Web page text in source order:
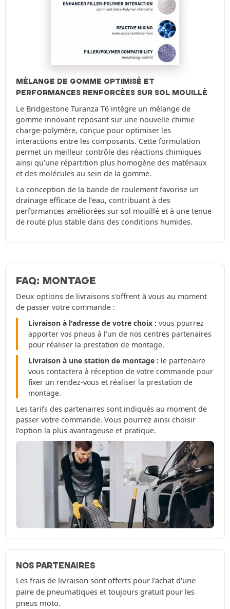
MÉLANGE DE GOMME OPTIMISÉ ET
PERFORMANCES RENFORCÉES SUR SOL MOUILLÉ
Le Bridgestone Turanza T6 intègre un mélange de
gomme innovant reposant sur une nouvelle chimie
charge-polymère, conçue pour optimiser les
interactions entre les composants. Cette formulation
permet un meilleur contrôle des réactions chimiques
ainsi qu’une répartition plus homogène des matériaux
et des molécules au sein de la gomme.
La conception de la bande de roulement favorise un
drainage efficace de l’eau, contribuant à des
performances améliorées sur sol mouillé et à une tenue
de route plus stable dans des conditions humides.
FAQ: MONTAGE
Deux options de livraisons s'offrent à vous au moment
de passer votre commande :
Livraison à l'adresse de votre choix : vous pourrez
apporter vos pneus à l'un de nos centres partenaires
pour réaliser la prestation de montage.
Livraison à une station de montage : le partenaire
vous contactera à réception de votre commande pour
fixer un rendez-vous et réaliser la prestation de
montage.
Les tarifs des partenaires sont indiqués au moment de
passer votre commande. Vous pourrez ainsi choisir
l’option la plus avantageuse et pratique.
NOS PARTENAIRES
Les frais de livraison sont offerts pour l'achat d'une
paire de pneumatiques et toujours gratuit pour les
pneus moto.